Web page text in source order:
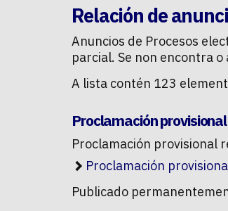
Relación de
Anuncios de Procesos
parcial. Se non encontra
A lista contén 123
Proclamación
Proclamación provisional
Proclamación
Publicado